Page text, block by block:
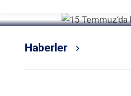
Haberler